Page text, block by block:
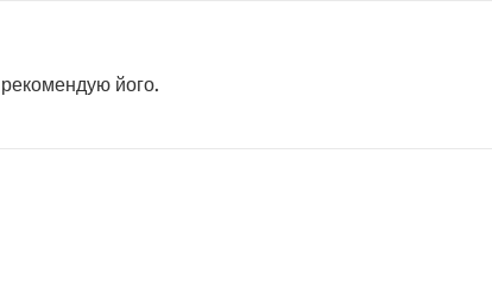
його.